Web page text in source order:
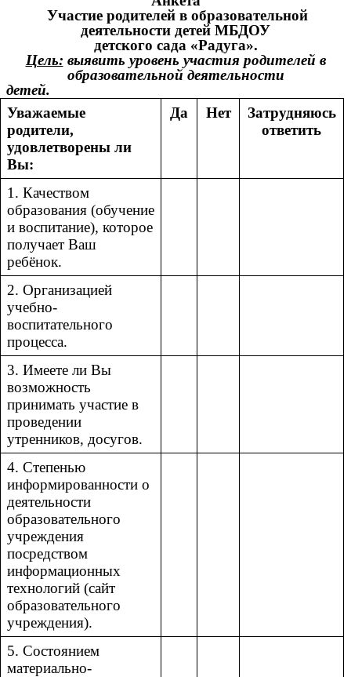
Участие родителей в образовательной
деятельности детей МБДОУ
детского сада «Радуга».
Цель: выявить уровень участия родителей в
образовательной деятельности
детей.
Уважаемые
родители,
удовлетворены ли
Вы:
Да Нет
Затрудняюсь
ответить
1. Качеством
образования (обучение
и воспитание), которое
получает Ваш
ребёнок.
2. Организацией
учебно-
воспитательного
процесса.
3. Имеете ли Вы
возможность
принимать участие в
проведении
утренников, досугов.
4. Степенью
информированности о
деятельности
образовательного
учреждения
посредством
информационных
технологий (сайт
образовательного
учреждения).
5. Состоянием
материально-